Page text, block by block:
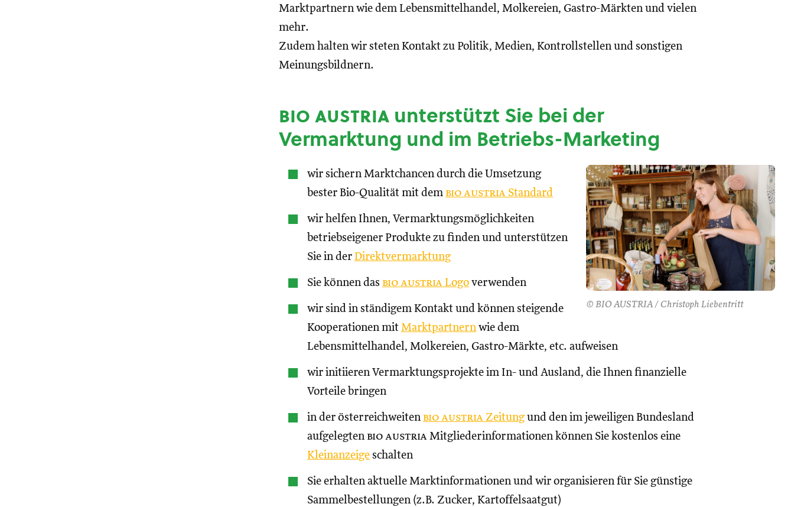
Marktpartnern wie dem Lebensmittelhandel, Molkereien, Gastro-Märkten und vielen
mehr.
Zudem halten wir steten Kontakt zu Politik, Medien, Kontrollstellen und sonstigen
Meinungsbildnern.
bio austria unterstützt Sie bei der
Vermarktung und im Betriebs-Marketing
© BIO AUSTRIA / Christoph Liebentritt
wir sichern Marktchancen durch die Umsetzung
bester Bio-Qualität mit dem bio austria Standard
wir helfen Ihnen, Vermarktungsmöglichkeiten
betriebseigener Produkte zu finden und unterstützen
Sie in der Direktvermarktung
Sie können das bio austria Logo verwenden
wir sind in ständigem Kontakt und können steigende
Kooperationen mit Marktpartnernwie dem
Lebensmittelhandel, Molkereien, Gastro-Märkte, etc. aufweisen
wir initiieren Vermarktungsprojekte im In- und Ausland, die Ihnen finanzielle
Vorteile bringen
in der österreichweiten bio austria Zeitungund den im jeweiligen Bundesland
aufgelegten bio austria Mitgliederinformationen können Sie kostenlos eine
Kleinanzeige schalten
Sie erhalten aktuelle Marktinformationen und wir organisieren für Sie günstige
Sammelbestellungen (z.B. Zucker, Kartoffelsaatgut)